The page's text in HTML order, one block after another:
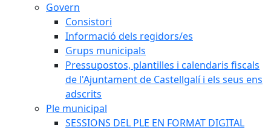
Govern
Consistori
Informació dels regidors/es
Grups municipals
Pressupostos, plantilles i calendaris fiscals
de l'Ajuntament de Castellgalí i els seus ens
adscrits
Ple municipal
SESSIONS DEL PLE EN FORMAT DIGITAL